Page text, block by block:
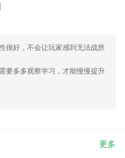
很好，不会让玩家感到无法战胜
要多多观察学习，才能慢慢提升
更多